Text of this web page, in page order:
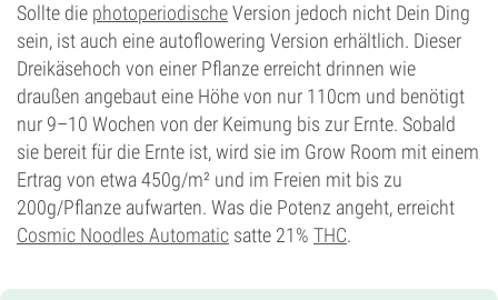
Sollte die photoperiodischeVersion jedoch nicht Dein Ding
sein, ist auch eine autoflowering Version erhältlich. Dieser
Dreikäsehoch von einer Pflanze erreicht drinnen wie
draußen angebaut eine Höhe von nur 110cm und benötigt
nur 9–10 Wochen von der Keimung bis zur Ernte. Sobald
sie bereit für die Ernte ist, wird sie im Grow Room mit einem
Ertrag von etwa 450g/m² und im Freien mit bis zu
200g/Pflanze aufwarten. Was die Potenz angeht, erreicht
Cosmic Noodles Automatic satte 21% THC.